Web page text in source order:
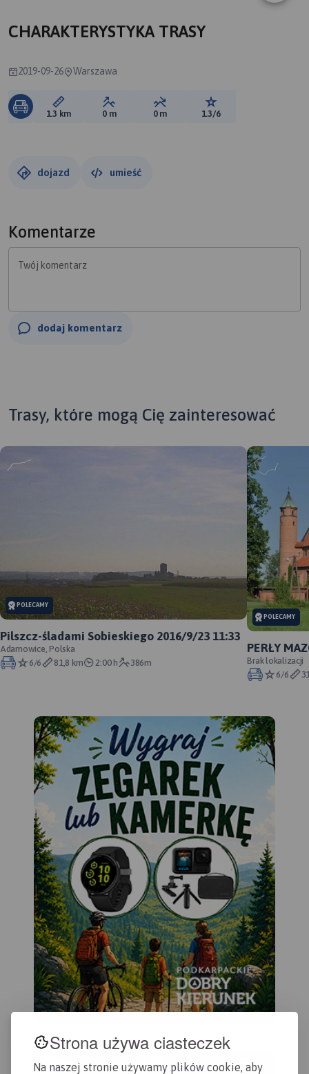
Strona używa ciasteczek
Na naszej stronie używamy plików cookie, aby
CHARAKTERYSTYKA TRASY
2019-09-26 Warszawa
Długość trasy:
1.3 km Suma przewyższeń:
0 m Suma spadków:
0 m Ocena trasy:
1.3/6
dojazd umieść
Komentarze
Twój komentarz
dodaj komentarz
Trasy, które mogą Cię zainteresować
POLECAMY
Pilszcz-śladami Sobieskiego 2016/9/23 11:33
Adamowice, Polska
6/6
81,8 km 2:00 h 386m
POLECAMY
PERŁY
Brak lokalizacji
6/6